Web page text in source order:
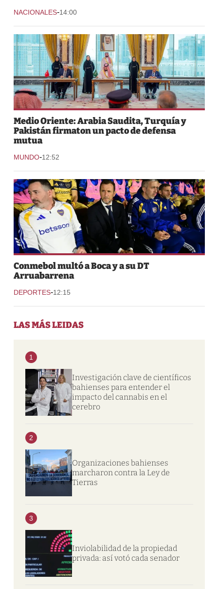
NACIONALES-14:00
Medio Oriente: Arabia Saudita, Turquía y
Pakistán firmaton un pacto de defensa
mutua
MUNDO-12:52
Conmebol multó a Boca y a su DT
Arruabarrena
DEPORTES-12:15
LAS MÁS LEIDAS
1
Investigación clave de científicos
bahienses para entender el
impacto del cannabis en el
cerebro
2
Organizaciones bahienses
marcharon contra la Ley de
Tierras
3
Inviolabilidad de la propiedad
privada: así votó cada senador